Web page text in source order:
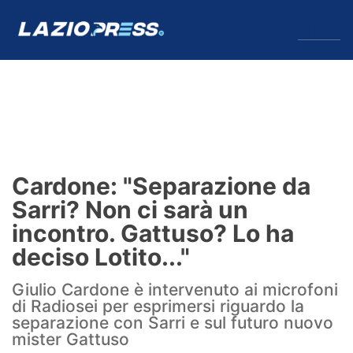
Formello
Infortuni
Primavera
Calciomercato
Lazio Women
Cardone: "Separazione da
Sarri? Non ci sarà un
incontro. Gattuso? Lo ha
deciso Lotito..."
Giulio Cardone è intervenuto ai microfoni
di Radiosei per esprimersi riguardo la
separazione con Sarri e sul futuro nuovo
mister Gattuso